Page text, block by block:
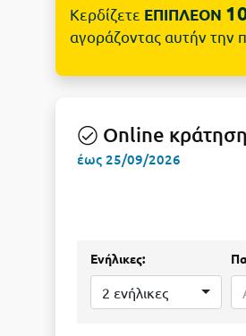
Κερδίζετε ΕΠΙΠΛΕΟΝ
αγοράζοντας αυτήν την
Online κράτηση
έως 25/09/2026
Ενήλικες:
2 ενήλικες